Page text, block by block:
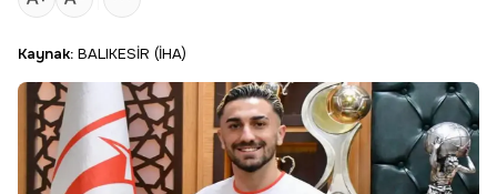
Kaynak: BALIKESİR (İHA)